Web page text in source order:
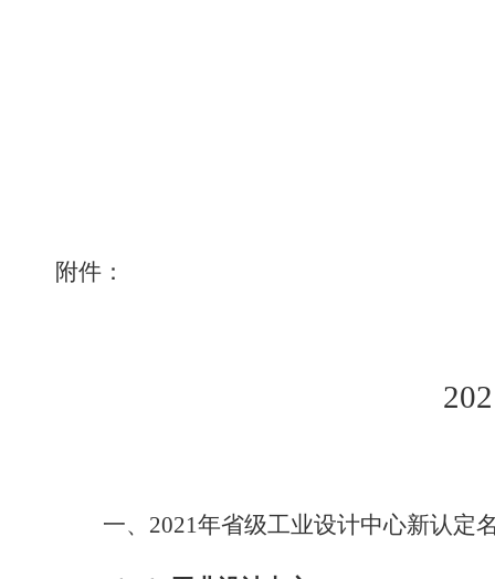
附件：
一、2021年省级工业设计中心新认定